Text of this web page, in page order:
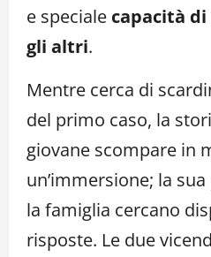
e speciale capacità
gli altri.
Mentre cerca di
del primo caso, la
giovane scompare in
un’immersione; la
la famiglia cercano
risposte. Le due